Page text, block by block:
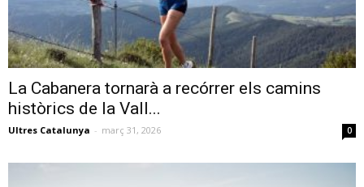
La Cabanera tornarà a recórrer els camins
històrics de la Vall...
Ultres Catalunya - març 31, 2026 0